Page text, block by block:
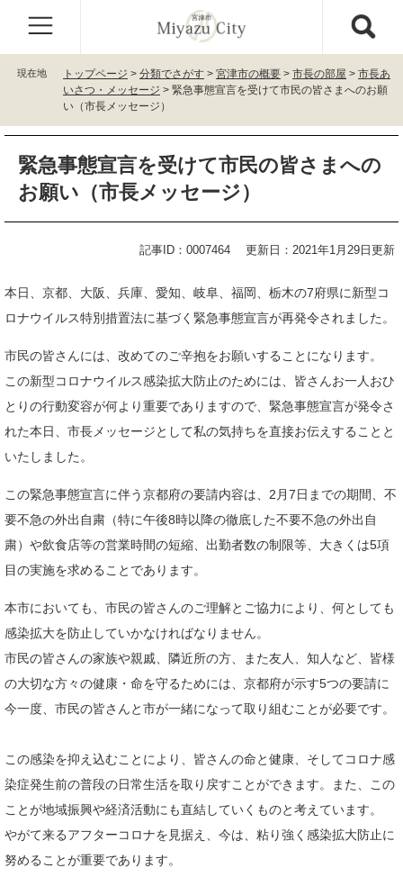
現在地 トップページ > 分類でさがす > 宮津市の概要 > 市長の部屋 > 市長あ
いさつ・メッセージ > 緊急事態宣言を受けて市民の皆さまへのお願
い（市長メッセージ）
緊急事態宣言を受けて市民の皆さまへの
お願い（市長メッセージ）
記事ID：0007464 更新日：2021年1月29日更新
本日、京都、大阪、兵庫、愛知、岐阜、福岡、栃木の7府県に新型コ
ロナウイルス特別措置法に基づく緊急事態宣言が再発令されました。
市民の皆さんには、改めてのご辛抱をお願いすることになります。
この新型コロナウイルス感染拡大防止のためには、皆さんお一人おひ
とりの行動変容が何より重要でありますので、緊急事態宣言が発令さ
れた本日、市長メッセージとして私の気持ちを直接お伝えすることと
いたしました。
この緊急事態宣言に伴う京都府の要請内容は、2月7日までの期間、不
要不急の外出自粛（特に午後8時以降の徹底した不要不急の外出自
粛）や飲食店等の営業時間の短縮、出勤者数の制限等、大きくは5項
目の実施を求めることであります。
本市においても、市民の皆さんのご理解とご協力により、何としても
感染拡大を防止していかなければなりません。
市民の皆さんの家族や親戚、隣近所の方、また友人、知人など、皆様
の大切な方々の健康・命を守るためには、京都府が示す5つの要請に
今一度、市民の皆さんと市が一緒になって取り組むことが必要です。
この感染を抑え込むことにより、皆さんの命と健康、そしてコロナ感
染症発生前の普段の日常生活を取り戻すことができます。また、この
ことが地域振興や経済活動にも直結していくものと考えています。
やがて来るアフターコロナを見据え、今は、粘り強く感染拡大防止に
努めることが重要であります。